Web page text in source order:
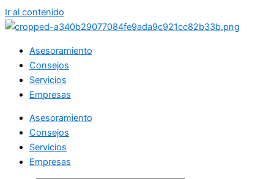
Ir al contenido
Asesoramiento
Consejos
Servicios
Empresas
Asesoramiento
Consejos
Servicios
Empresas